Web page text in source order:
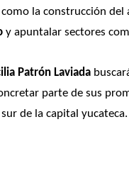
la construcción
y apuntalar sectores
Patrón Laviada
parte de sus
de la capital yucateca.